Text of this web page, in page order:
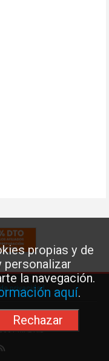
propias y de
personalizar
la navegación.
aquí.
Rechazar
privacidad
91 577 41 13 ·
MADRID